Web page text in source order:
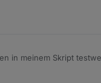
{
in meinem Skript